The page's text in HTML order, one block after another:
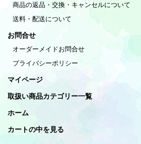
商品の返品・交換・キャンセルについて
送料・配送について
お問合せ
オーダーメイドお問合せ
プライバシーポリシー
マイページ
取扱い商品カテゴリー一覧
ホーム
カートの中を見る